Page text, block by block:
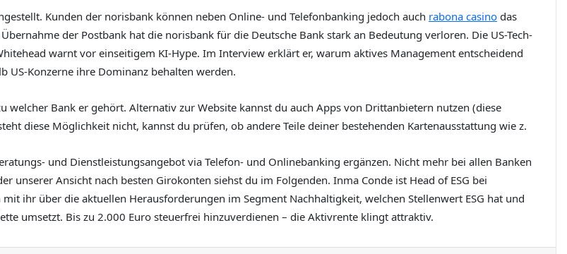
Kunden der norisbank können neben Online- und Telefonbanking jedoch auch rabona casino das
der Postbank hat die norisbank für die Deutsche Bank stark an Bedeutung verloren. Die US-Tech-
warnt vor einseitigem KI-Hype. Im Interview erklärt er, warum aktives Management entscheidend
US-Konzerne ihre Dominanz behalten werden.
welcher Bank er gehört. Alternativ zur Website kannst du auch Apps von Drittanbietern nutzen (diese
diese Möglichkeit nicht, kannst du prüfen, ob andere Teile deiner bestehenden Kartenausstattung wie z.
und Dienstleistungsangebot via Telefon- und Onlinebanking ergänzen. Nicht mehr bei allen Banken
unserer Ansicht nach besten Girokonten siehst du im Folgenden. Inma Conde ist Head of ESG bei
ihr über die aktuellen Herausforderungen im Segment Nachhaltigkeit, welchen Stellenwert ESG hat und
umsetzt. Bis zu 2.000 Euro steuerfrei hinzuverdienen – die Aktivrente klingt attraktiv.